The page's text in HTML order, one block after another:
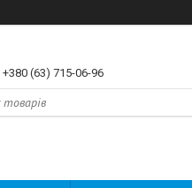
+380 (63) 715-06-96